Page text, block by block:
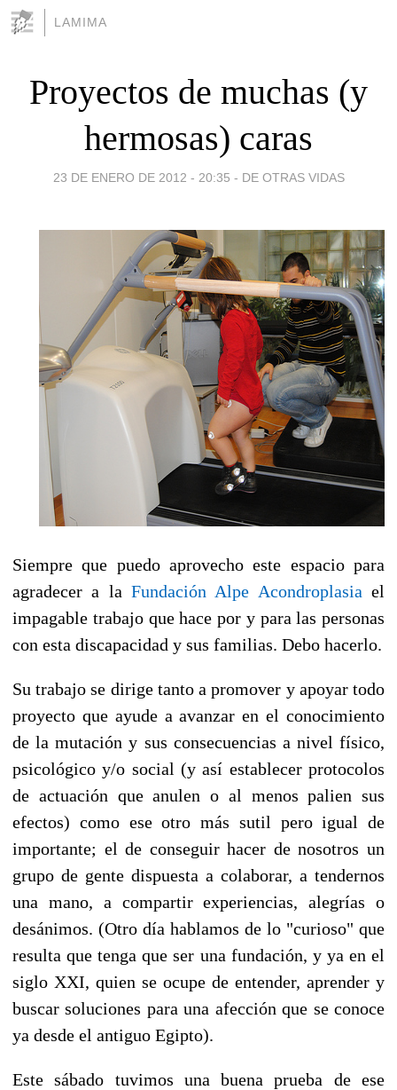
LAMIMA
Proyectos de muchas (y
hermosas) caras
23 DE ENERO DE 2012 - 20:35 - DE OTRAS VIDAS
Siempre que puedo aprovecho este espacio para
agradecer a la Fundación Alpe Acondroplasia el
impagable trabajo que hace por y para las personas
con esta discapacidad y sus familias. Debo hacerlo.
Su trabajo se dirige tanto a promover y apoyar todo
proyecto que ayude a avanzar en el conocimiento
de la mutación y sus consecuencias a nivel físico,
psicológico y/o social (y así establecer protocolos
de actuación que anulen o al menos palien sus
efectos) como ese otro más sutil pero igual de
importante; el de conseguir hacer de nosotros un
grupo de gente dispuesta a colaborar, a tendernos
una mano, a compartir experiencias, alegrías o
desánimos. (Otro día hablamos de lo "curioso" que
resulta que tenga que ser una fundación, y ya en el
siglo XXI, quien se ocupe de entender, aprender y
buscar soluciones para una afección que se conoce
ya desde el antiguo Egipto).
Este sábado tuvimos una buena prueba de ese